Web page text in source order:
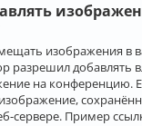
изображения в
разрешил добавлять
на конференцию.
сервере. Пример